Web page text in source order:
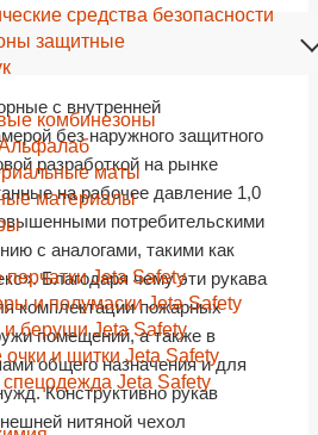
средства безопасности
защитные
комбинезоны
маты
материалы
Jeta Safety
и полумаски Jeta Safety
беруши Jeta Safety
и щитки Jeta Safety
Jeta Safety
с внутренней
без наружного защитного
разработкой на рынке
на рабочее давление 1,0
потребительскими
с аналогами, такими как
Благодаря чему эти рукава
комплектации пожарных
помещений, а также в
общего назначения и для
Конструктивно рукав
нитяной чехол